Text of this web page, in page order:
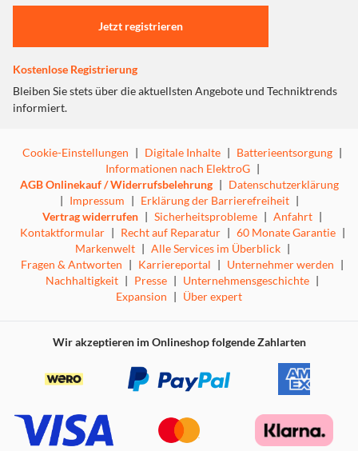
Einstellungen anpassen
Jetzt registrieren
Kostenlose Registrierung
Bleiben Sie stets über die aktuellsten Angebote und Techniktrends
informiert.
Cookie-Einstellungen | Digitale Inhalte | Batterieentsorgung |
Informationen nach ElektroG |
AGB Onlinekauf / Widerrufsbelehrung | Datenschutzerklärung
| Impressum | Erklärung der Barrierefreiheit |
Vertrag widerrufen | Sicherheitsprobleme | Anfahrt |
Kontaktformular | Recht auf Reparatur | 60 Monate Garantie |
Markenwelt | Alle Services im Überblick |
Fragen & Antworten | Karriereportal | Unternehmer werden |
Nachhaltigkeit | Presse | Unternehmensgeschichte |
Expansion | Über expert
Wir akzeptieren im Onlineshop folgende Zahlarten